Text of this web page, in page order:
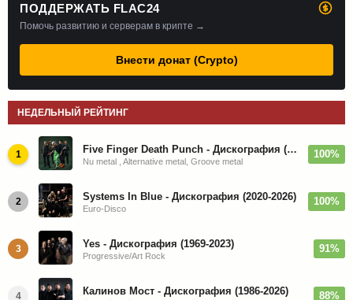
ПОДДЕРЖАТЬ FLAC24
Помочь развитию и серверам в крипте →
Внести донат (Crypto)
НЕДЕЛЬНЫЙ РЕЙТИНГ
1 Five Finger Death Punch - Дискография (2008-2026)
Nu metal , Alternative metal, Groove metal
100%
2 Systems In Blue - Дискография (2020-2026)
Euro-Disco
100%
3 Yes - Дискография (1969-2023)
Progressive/Art Rock
91%
4 Калинов Мост - Дискография (1986-2026) 88%